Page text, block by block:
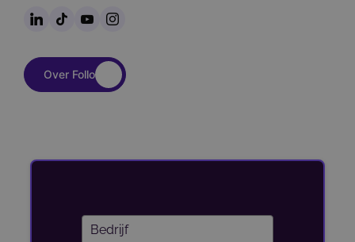
LinkedInTikTokYouTubeInstagram
Over Follo